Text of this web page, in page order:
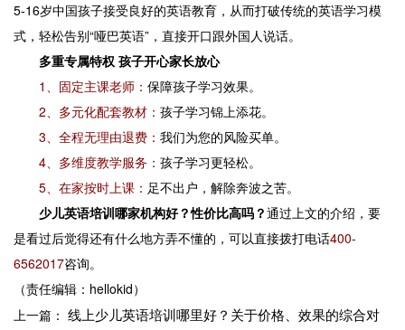
5-16岁中国孩子接受良好的英语教育，从而打破传统的英语学习模
式，轻松告别“哑巴英语”，直接开口跟外国人说话。
多重专属特权 孩子开心家长放心
1、固定主课老师： 保障孩子学习效果。
2、多元化配套教材： 孩子学习锦上添花。
3、全程无理由退费： 我们为您的风险买单。
4、多维度教学服务： 孩子学习更轻松。
5、在家按时上课： 足不出户，解除奔波之苦。
少儿英语培训哪家机构好？性价比高吗？通过上文的介绍，要
是看过后觉得还有什么地方弄不懂的，可以直接拨打电话400-
6562017咨询。
（责任编辑：hellokid）
上一篇： 线上少儿英语培训哪里好？关于价格、效果的综合对